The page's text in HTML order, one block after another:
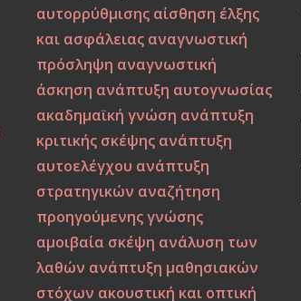
αυτορρύθμισης αίσθηση έλξης
και ασφάλειας αναγνωστική
πρόσληψη αναγνωστική
άσκηση ανάπτυξη αυτογνωσίας
ακαδημαϊκή γνώση ανάπτυξη
κριτικής σκέψης ανάπτυξη
αυτοελέγχου ανάπτυξη
στρατηγικών αναζήτηση
προηγούμενης γνώσης
αμοιβαία σκέψη ανάλυση των
λαθών ανάπτυξη μαθησιακών
στόχων ακουστική και οπτική